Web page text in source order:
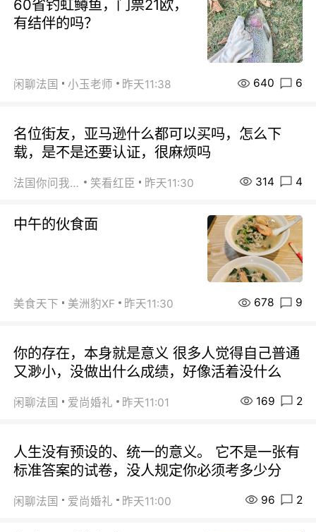
60省钓虹鳟鱼，门票21欧，
有结伴的吗？
闲聊法国 小玉老师 昨天11:38 640 6
名位街友，亚马逊什么都可以买吗，怎么下
载，是不是还要认证，很麻烦吗
法国你问我答 笑看红臣 昨天11:30 314 4
中午的伙食面
美食天下 美洲豹XF 昨天11:30 678 9
你的存在，本身就是意义 很多人觉得自己普通
又渺小，没做出什么成绩，好像活着没什么
闲聊法国 爱尚婚礼 昨天11:01 169 2
人生没有预设的、统一的意义。 它不是一张有
标准答案的试卷，没人规定你必须考多少分
闲聊法国 爱尚婚礼 昨天11:00 96 2